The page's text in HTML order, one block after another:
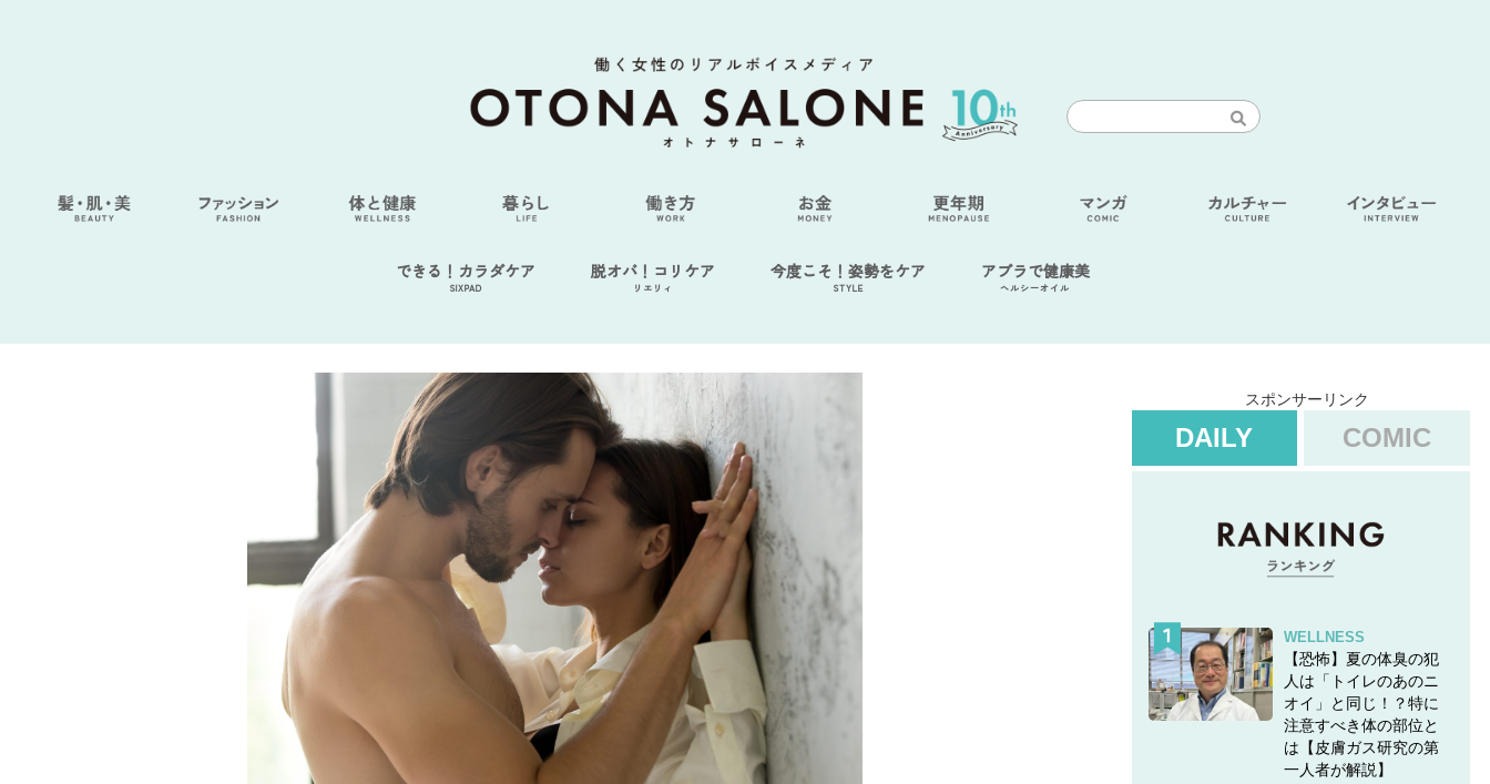
できる！カラダケア
SIXPAD
脱オバ！コリケア
リエリィ
今度こそ！姿勢をケア
STYLE
アブラで健康美
ヘルシーオイル
スポンサーリンク
DAILY COMIC
WELLNESS
【恐怖】夏の体臭の犯
人は「トイレのあのニ
オイ」と同じ！？特に
注意すべき体の部位と
は【皮膚ガス研究の第
一人者が解説】